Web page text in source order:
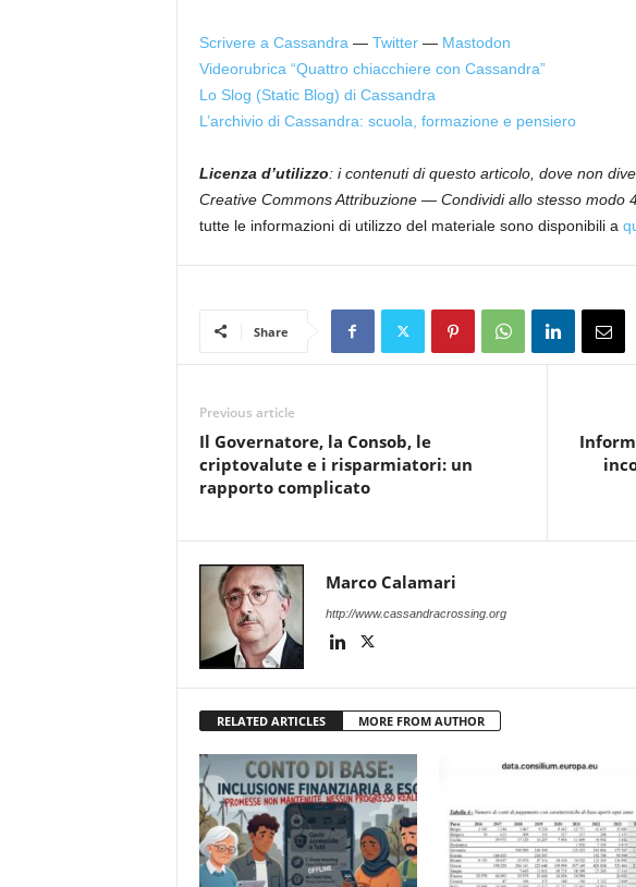
Scrivere a Cassandra — Twitter— Mastodon
Videorubrica “Quattro chiacchiere con Cassandra”
Lo Slog (Static Blog) di Cassandra
L’archivio di Cassandra: scuola, formazione e pensiero
Licenza d’utilizzo: i contenuti di questo articolo, dove non
Creative Commons Attribuzione — Condividi allo stesso modo
tutte le informazioni di utilizzo del materiale sono disponibili a
Share
Previous article
Il Governatore, la Consob, le
criptovalute e i risparmiatori: un
rapporto complicato
Marco Calamari
http://www.cassandracrossing.org
RELATED ARTICLES MORE FROM AUTHOR